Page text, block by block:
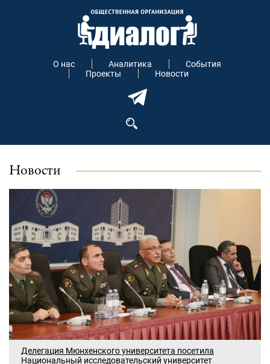
О нас Аналитика
События
Проекты
Новости
Новости
Делегация Мюнхенского университета посетила
Национальный исследовательский университет